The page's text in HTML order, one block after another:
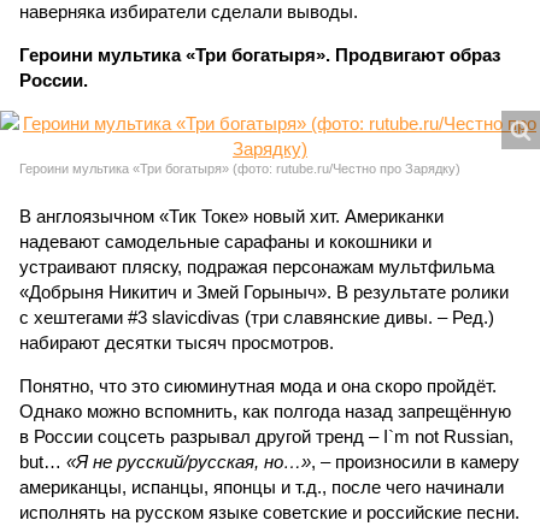
наверняка избиратели сделали выводы.
Героини мультика «Три богатыря». Продвигают образ
России.
Героини мультика «Три богатыря» (фото: rutube.ru/Честно про Зарядку)
В англоязычном «Тик Токе» новый хит. Американки
надевают самодельные сарафаны и кокошники и
устраивают пляску, подражая персонажам мультфильма
«Добрыня Никитич и Змей Горыныч». В результате ролики
с хештегами #3 slavicdivas (три славянские дивы. – Ред.)
набирают десятки тысяч просмотров.
Понятно, что это сиюминутная мода и она скоро пройдёт.
Однако можно вспомнить, как полгода назад запрещённую
в России соцсеть разрывал другой тренд – I`m not Russian,
but… «Я не русский/русская, но…», – произносили в камеру
американцы, испанцы, японцы и т.д., после чего начинали
исполнять на русском языке советские и российские песни.